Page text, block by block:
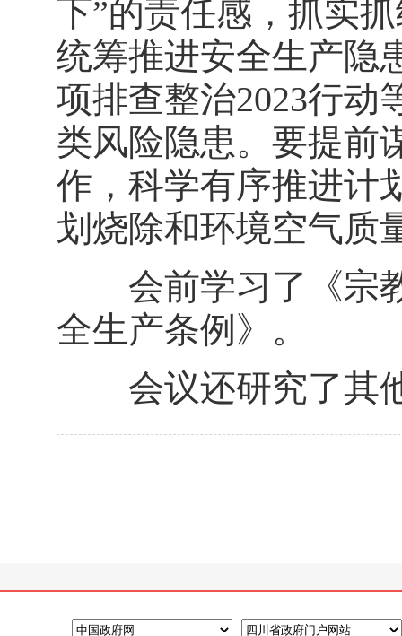
下”的责任感，抓实
统筹推进安全生产隐
项排查整治2023行动
类风险隐患。要提前
作，科学有序推进计
划烧除和环境空气质
会前学习了《宗教
全生产条例》。
会议还研究了其